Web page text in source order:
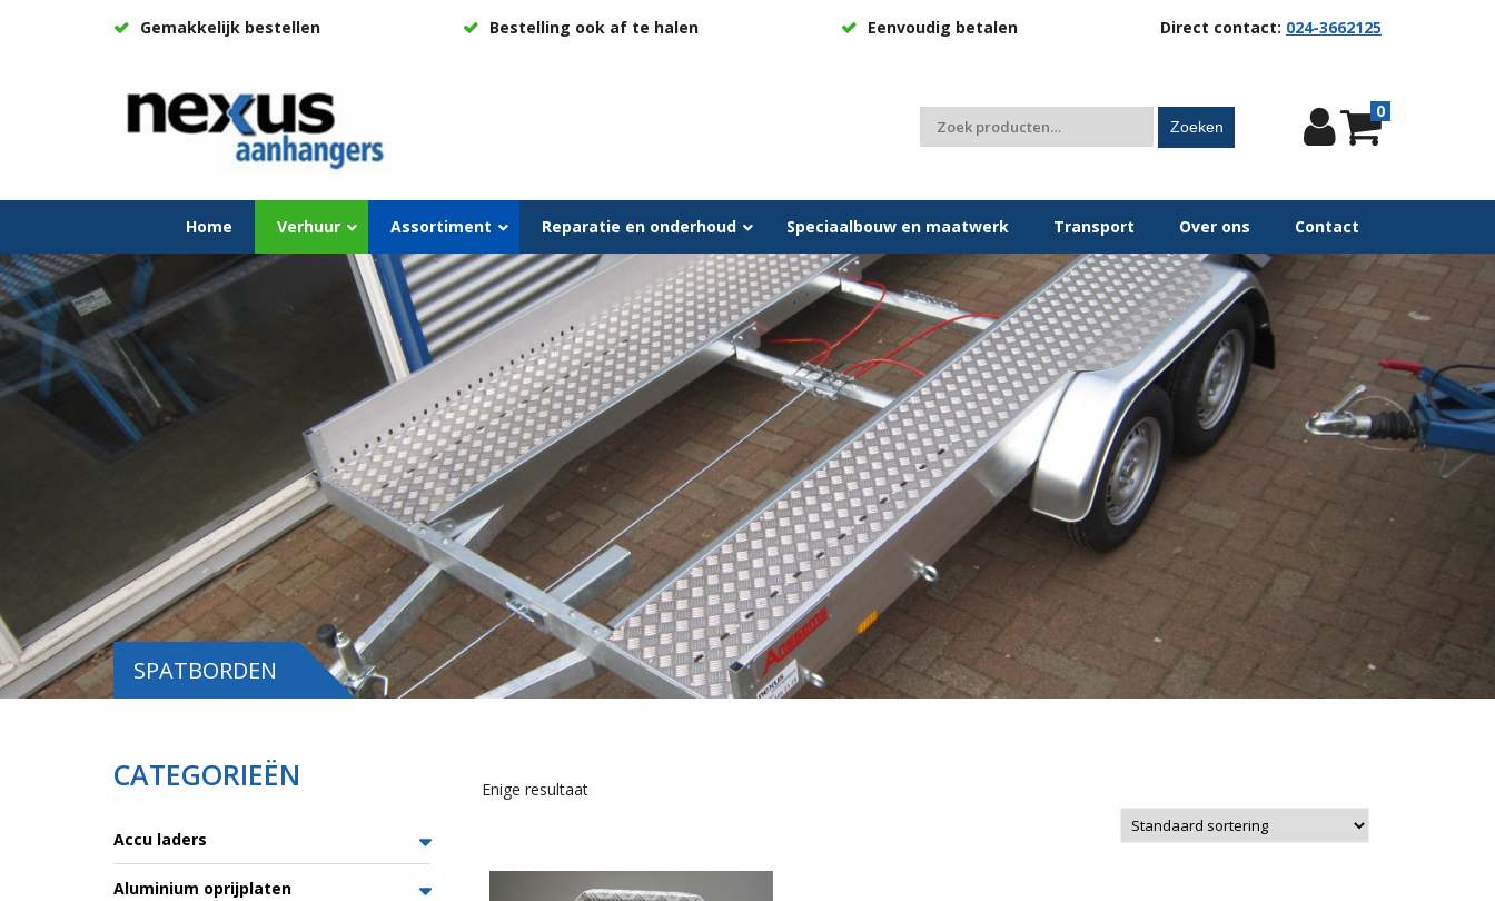
Gemakkelijk bestellen Bestelling ook af te halen Eenvoudig betalen Direct contact: 024-3662125
Zoeken
naar:
Zoeken
0
Home Verhuur Assortiment Reparatie en onderhoud Speciaalbouw en maatwerk Transport Over ons Contact
SPATBORDEN
CATEGORIEËN
Accu laders
Aluminium oprijplaten
Enige resultaat